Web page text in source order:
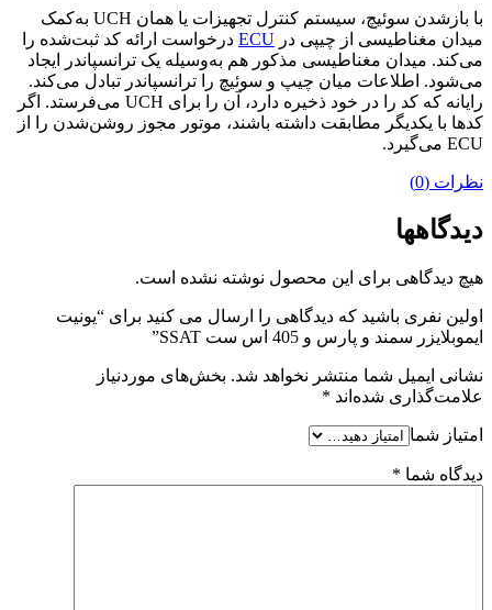
با بازشدن سوئیچ، سیستم کنترل تجهیزات یا همان UCH به‌کمک
میدان مغناطیسی از چیپی در ECU درخواست ارائه کد ثبت‌شده را
می‌کند. میدان مغناطیسی مذکور هم به‌وسیله یک ترانسپاندر ایجاد
می‌شود. اطلاعات میان چیپ و سوئیچ را ترانسپاندر تبادل می‌کند.
رایانه که کد را در خود ذخیره دارد، آن را برای UCH می‌فرستد. اگر
کدها با یکدیگر مطابقت داشته باشند، موتور مجوز روشن‌شدن را از
ECU می‌گیرد.
نظرات (0)
دیدگاهها
هیچ دیدگاهی برای این محصول نوشته نشده است.
اولین نفری باشید که دیدگاهی را ارسال می کنید برای “یونیت
ایموبلایزر سمند و پارس و 405 اس ست SSAT”
نشانی ایمیل شما منتشر نخواهد شد. بخش‌های موردنیاز
علامت‌گذاری شده‌اند *
امتیاز شما
دیدگاه شما *